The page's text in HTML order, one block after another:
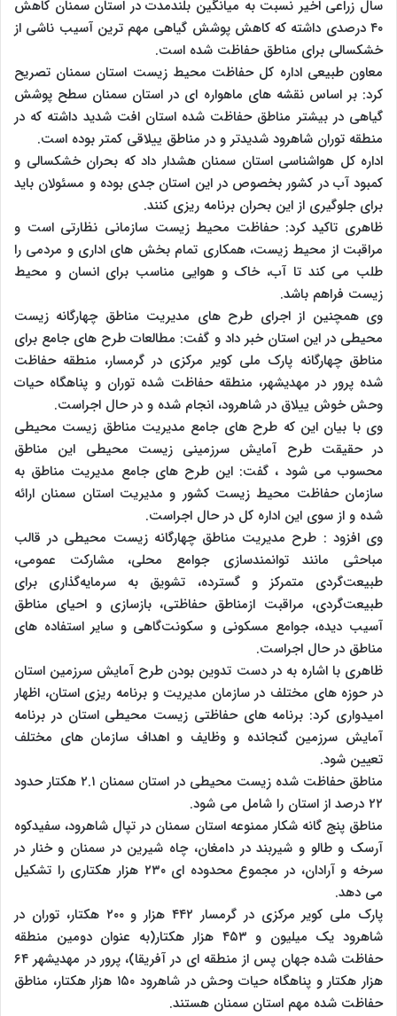
سال زراعی اخیر نسبت به میانگین بلندمدت در استان سمنان کاهش
۴۰ درصدی داشته که کاهش پوشش گیاهی مهم ترین آسیب ناشی از
خشکسالی برای مناطق حفاظت شده است.
معاون طبیعی اداره کل حفاظت محیط زیست استان سمنان تصریح
کرد: بر اساس نقشه های ماهواره ای در استان سمنان سطح پوشش
گیاهی در بیشتر مناطق حفاظت شده استان افت شدید داشته که در
منطقه توران شاهرود شدیدتر و در مناطق ییلاقی کمتر بوده است.
اداره کل هواشناسی استان سمنان هشدار داد که بحران خشکسالی و
کمبود آب در کشور بخصوص در این استان جدی بوده و مسئولان باید
برای جلوگیری از این بحران برنامه ریزی کنند.
ظاهری تاکید کرد: حفاظت محیط زیست سازمانی نظارتی است و
مراقبت از محیط زیست، همکاری تمام بخش های اداری و مردمی را
طلب می کند تا آب، خاک و هوایی مناسب برای انسان و محیط
زیست فراهم باشد.
وی همچنین از اجرای طرح های مدیریت مناطق چهارگانه زیست
محیطی در این استان خبر داد و گفت: مطالعات طرح های جامع برای
مناطق چهارگانه پارک ملی کویر مرکزی در گرمسار، منطقه حفاظت
شده پرور در مهدیشهر، منطقه حفاظت شده توران و پناهگاه حیات
وحش خوش ییلاق در شاهرود، انجام شده و در حال اجراست.
وی با بیان این که طرح های جامع مدیریت مناطق زیست محیطی
در حقیقت طرح آمایش سرزمینی زیست محیطی این مناطق
محسوب می شود ، گفت: این طرح های جامع مدیریت مناطق به
سازمان حفاظت محیط زیست کشور و مدیریت استان سمنان ارائه
شده و از سوی این اداره کل در حال اجراست.
وی افزود : طرح مدیریت مناطق چهارگانه زیست محیطی در قالب
مباحثی مانند توانمندسازی جوامع محلی، مشارکت عمومی،
طبیعت‌گردی متمرکز و گسترده، تشویق به سرمایه‌گذاری برای
طبیعت‌گردی، مراقبت ازمناطق حفاظتی، بازسازی و احیای مناطق
آسیب‌ دیده، جوامع مسکونی و سکونت‌گاهی و سایر استفاده های
مناطق در حال اجراست.
ظاهری با اشاره به در دست تدوین بودن طرح آمایش سرزمین استان
در حوزه های مختلف در سازمان مدیریت و برنامه ریزی استان، اظهار
امیدواری کرد: برنامه های حفاظتی زیست محیطی استان در برنامه
آمایش سرزمین گنجانده و وظایف و اهداف سازمان های مختلف
تعیین شود.
مناطق حفاظت شده زیست محیطی در استان سمنان ۲.۱ هکتار حدود
۲۲ درصد از استان را شامل می شود.
مناطق پنج گانه شکار ممنوعه استان سمنان در تپال شاهرود، سفیدکوه
آرسک و طالو و شیربند در دامغان، چاه شیرین در سمنان و خنار در
سرخه و آرادان، در مجموع محدوده ای ۲۳۰ هزار هکتاری را تشکیل
می دهد.
پارک ملی کویر مرکزی در گرمسار ۴۴۲ هزار و ۲۰۰ هکتار، توران در
شاهرود یک میلیون و ۴۵۳ هزار هکتار(به عنوان دومین منطقه
حفاظت شده جهان پس از منطقه ای در آفریقا)، پرور در مهدیشهر ۶۴
هزار هکتار و پناهگاه حیات وحش در شاهرود ۱۵۰ هزار هکتار، مناطق
حفاظت شده مهم استان سمنان هستند.